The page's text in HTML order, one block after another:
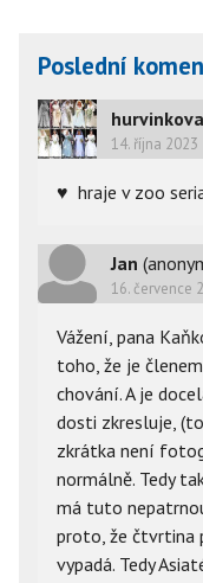
Poslední
14. října 2023
♥ hraje v zoo
Jan
16. července
Vážení, pana
toho, že je
chování. A je
dosti zkresluje,
zkrátka není
normálně. Tedy
má tuto
proto, že čtvrtina
vypadá. Tedy